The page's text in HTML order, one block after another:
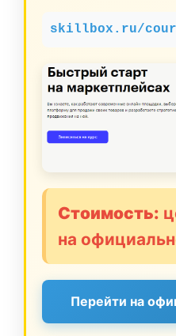
skillbox.ru/
Стоимость:
на
Перейти на